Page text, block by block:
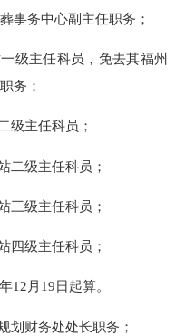
事务中心副主任职务；
级主任科员，免去其福州
务；
级主任科员；
二级主任科员；
三级主任科员；
四级主任科员；
年12 月 19日起算。
划财务处处长职务；